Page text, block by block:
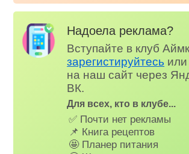
Надоела реклама?
Вступайте в клуб
зарегистируйтесь или
на наш сайт через
ВК.
Для всех, кто в клубе...
✅ Почти нет рекламы
📌 Книга рецептов
🤩 Планер питания